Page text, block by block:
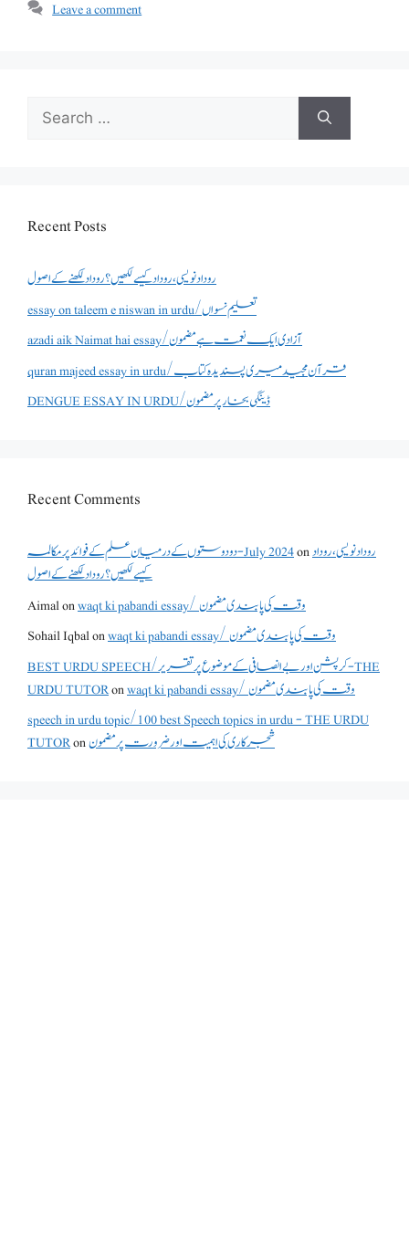
Leave a comment
Search
for:
Recent Posts
روداد نویسی ،روداد کیسے لکھیں؟ روداد لکھنے کے اصول
essay on taleem e niswan in urdu/تعلیم نسواں
azadi aik Naimat hai essay/آزادی ایک نعمت ہے مضمون
quran majeed essay in urdu/قرآن مجید میری پسندیدہ کتاب
DENGUE ESSAY IN URDU/ڈینگی بخار پر مضمون
Recent Comments
دو دوستوں کے درمیان علم کے فوائد پر مکالمہ - July 2024onروداد نویسی ،روداد
کیسے لکھیں؟ روداد لکھنے کے اصول
Aimalon
waqt ki pabandi essay/ وقت کی پابندی مضمون
Sohail Iqbalon
waqt ki pabandi essay/ وقت کی پابندی مضمون
BEST URDU SPEECH/کرپشن اور بے انصافی کے موضوع پر تقریر - THE
URDU TUTORon
waqt ki pabandi essay/ وقت کی پابندی مضمون
speech in urdu topic/100 best Speech topics in urdu - THE URDU
TUTORonشجرکاری کی اہمیت اور ضرورت پر مضمون